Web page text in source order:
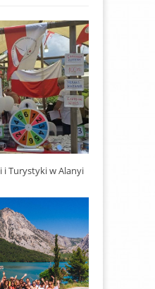
i Turystyki w Alanyi